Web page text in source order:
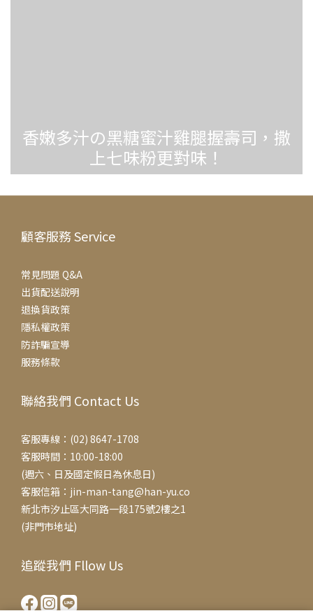
香嫩多汁の黑糖蜜汁雞腿握壽司，撒
上七味粉更對味！
顧客服務 Service
常見問題 Q&A
出貨配送說明
退換貨政策
隱私權政策
防詐騙宣導
服務條款
聯絡我們 Contact Us
客服專線：(02) 8647-1708
客服時間：10:00-18:00
(週六、日及國定假日為休息日)
客服信箱：jin-man-tang@han-yu.co
新北市汐止區大同路一段175號2樓之1
(非門市地址)
追蹤我們 Fllow Us